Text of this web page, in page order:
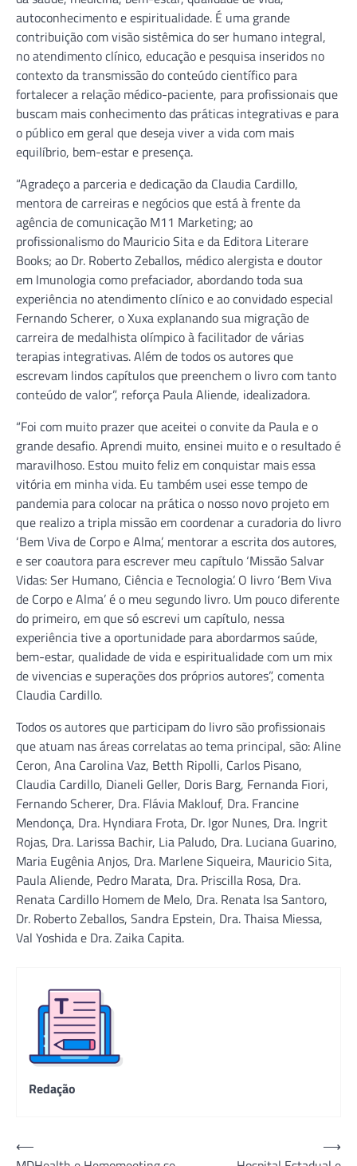
autoconhecimento e espiritualidade. É uma grande
contribuição com visão sistêmica do ser humano integral,
no atendimento clínico, educação e pesquisa inseridos no
contexto da transmissão do conteúdo científico para
fortalecer a relação médico-paciente, para profissionais que
buscam mais conhecimento das práticas integrativas e para
o público em geral que deseja viver a vida com mais
equilíbrio, bem-estar e presença.
“Agradeço a parceria e dedicação da Claudia Cardillo,
mentora de carreiras e negócios que está à frente da
agência de comunicação M11 Marketing; ao
profissionalismo do Mauricio Sita e da Editora Literare
Books; ao Dr. Roberto Zeballos, médico alergista e doutor
em Imunologia como prefaciador, abordando toda sua
experiência no atendimento clínico e ao convidado especial
Fernando Scherer, o Xuxa explanando sua migração de
carreira de medalhista olímpico à facilitador de várias
terapias integrativas. Além de todos os autores que
escrevam lindos capítulos que preenchem o livro com tanto
conteúdo de valor”, reforça Paula Aliende, idealizadora.
“Foi com muito prazer que aceitei o convite da Paula e o
grande desafio. Aprendi muito, ensinei muito e o resultado é
maravilhoso. Estou muito feliz em conquistar mais essa
vitória em minha vida. Eu também usei esse tempo de
pandemia para colocar na prática o nosso novo projeto em
que realizo a tripla missão em coordenar a curadoria do livro
‘Bem Viva de Corpo e Alma’, mentorar a escrita dos autores,
e ser coautora para escrever meu capítulo ‘Missão Salvar
Vidas: Ser Humano, Ciência e Tecnologia’. O livro ‘Bem Viva
de Corpo e Alma’ é o meu segundo livro. Um pouco diferente
do primeiro, em que só escrevi um capítulo, nessa
experiência tive a oportunidade para abordarmos saúde,
bem-estar, qualidade de vida e espiritualidade com um mix
de vivencias e superações dos próprios autores”, comenta
Claudia Cardillo.
Todos os autores que participam do livro são profissionais
que atuam nas áreas correlatas ao tema principal, são: Aline
Ceron, Ana Carolina Vaz, Betth Ripolli, Carlos Pisano,
Claudia Cardillo, Dianeli Geller, Doris Barg, Fernanda Fiori,
Fernando Scherer, Dra. Flávia Maklouf, Dra. Francine
Mendonça, Dra. Hyndiara Frota, Dr. Igor Nunes, Dra. Ingrit
Rojas, Dra. Larissa Bachir, Lia Paludo, Dra. Luciana Guarino,
Maria Eugênia Anjos, Dra. Marlene Siqueira, Mauricio Sita,
Paula Aliende, Pedro Marata, Dra. Priscilla Rosa, Dra.
Renata Cardillo Homem de Melo, Dra. Renata Isa Santoro,
Dr. Roberto Zeballos, Sandra Epstein, Dra. Thaisa Miessa,
Val Yoshida e Dra. Zaika Capita.
Redação
Navegação
⟵
⟶